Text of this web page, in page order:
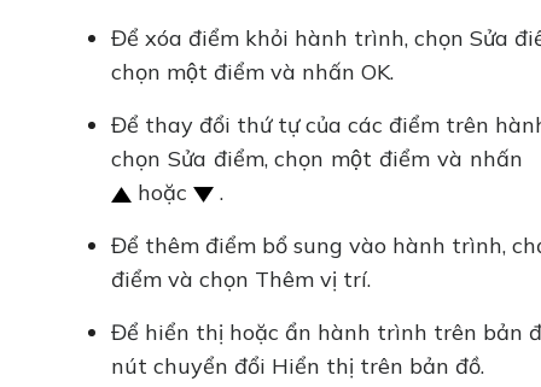
Để xóa điểm khỏi hành trình, chọn Sửa
chọn một điểm và nhấn OK.
Để thay đổi thứ tự của các điểm trên
chọn Sửa điểm, chọn một điểm và nhấn
hoặc
.
Để thêm điểm bổ sung vào hành trình,
điểm và chọn Thêm vị trí.
Để hiển thị hoặc ẩn hành trình trên bản
nút chuyển đổi Hiển thị trên bản đồ.